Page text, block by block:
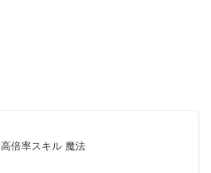
高倍率スキル 魔法